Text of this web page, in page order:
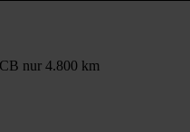
nur 4.800 km